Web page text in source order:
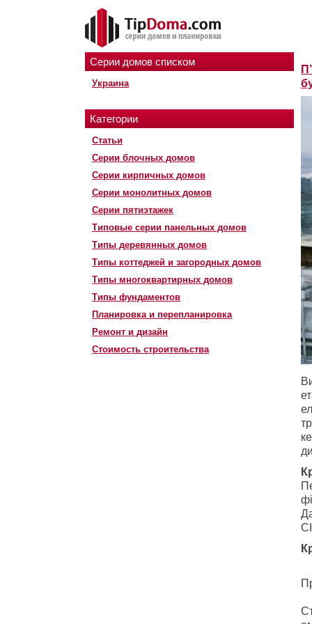
Серии домов списком
Украина
Категории
Статьи
Серии блочных домов
Серии кирпичных домов
Серии монолитных домов
Серии пятиэтажек
Типовые серии панельных домов
Типы деревянных домов
Типы коттеджей и загородных домов
Типы многоквартирных домов
Типы фундаментов
Планировка и перепланировка
Ремонт и дизайн
Стоимость строительства